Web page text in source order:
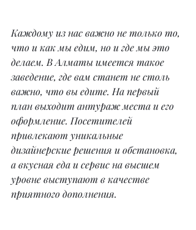
Каждому из нас важно не только то,
что и как мы едим, но и где мы это
делаем. В Алматы имеется такое
заведение, где вам станет не столь
важно, что вы едите. На первый
план выходит антураж места и его
оформление. Посетителей
привлекают уникальные
дизайнерские решения и обстановка,
а вкусная еда и сервис на высшем
уровне выступают в качестве
приятного дополнения.